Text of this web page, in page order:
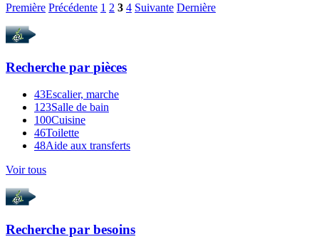
Première Précédente 1 2 3 4 Suivante Dernière
Recherche par pièces
43Escalier, marche
123Salle de bain
100Cuisine
46Toilette
48Aide aux transferts
Voir tous
Recherche par besoins